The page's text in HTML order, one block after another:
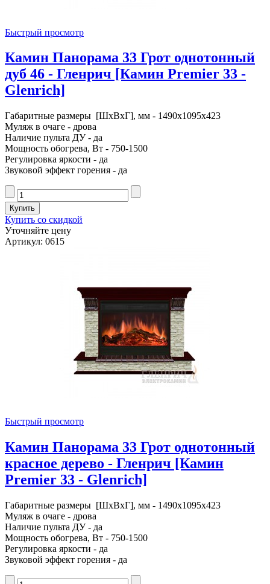
Быстрый просмотр
Камин Панорама 33 Грот однотонный
дуб 46 - Гленрич [Камин Premier 33 -
Glenrich]
Габаритные размеры [ШxВxГ], мм - 1490x1095x423
Муляж в очаге - дрова
Наличие пульта ДУ - да
Мощность обогрева, Вт - 750-1500
Регулировка яркости - да
Звуковой эффект горения - да
Купить со скидкой
Уточняйте цену
Артикул: 0615
Быстрый просмотр
Камин Панорама 33 Грот однотонный
красное дерево - Гленрич [Камин
Premier 33 - Glenrich]
Габаритные размеры [ШxВxГ], мм - 1490x1095x423
Муляж в очаге - дрова
Наличие пульта ДУ - да
Мощность обогрева, Вт - 750-1500
Регулировка яркости - да
Звуковой эффект горения - да